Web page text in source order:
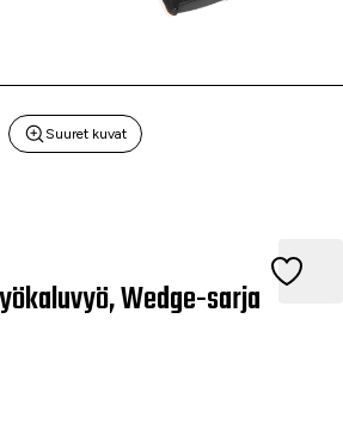
Suuret kuvat
Wedge-sarja
Wedge-sarja